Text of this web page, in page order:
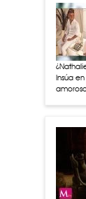
Insúa